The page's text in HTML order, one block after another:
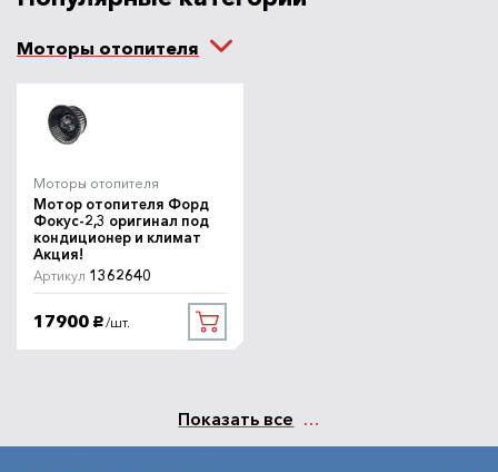
Моторы отопителя
Моторы отопителя
Мотор отопителя Форд
Фокус-2,3 оригинал под
кондиционер и климат
Акция!
Артикул 1362640
17900 руб. /шт.
Показать все